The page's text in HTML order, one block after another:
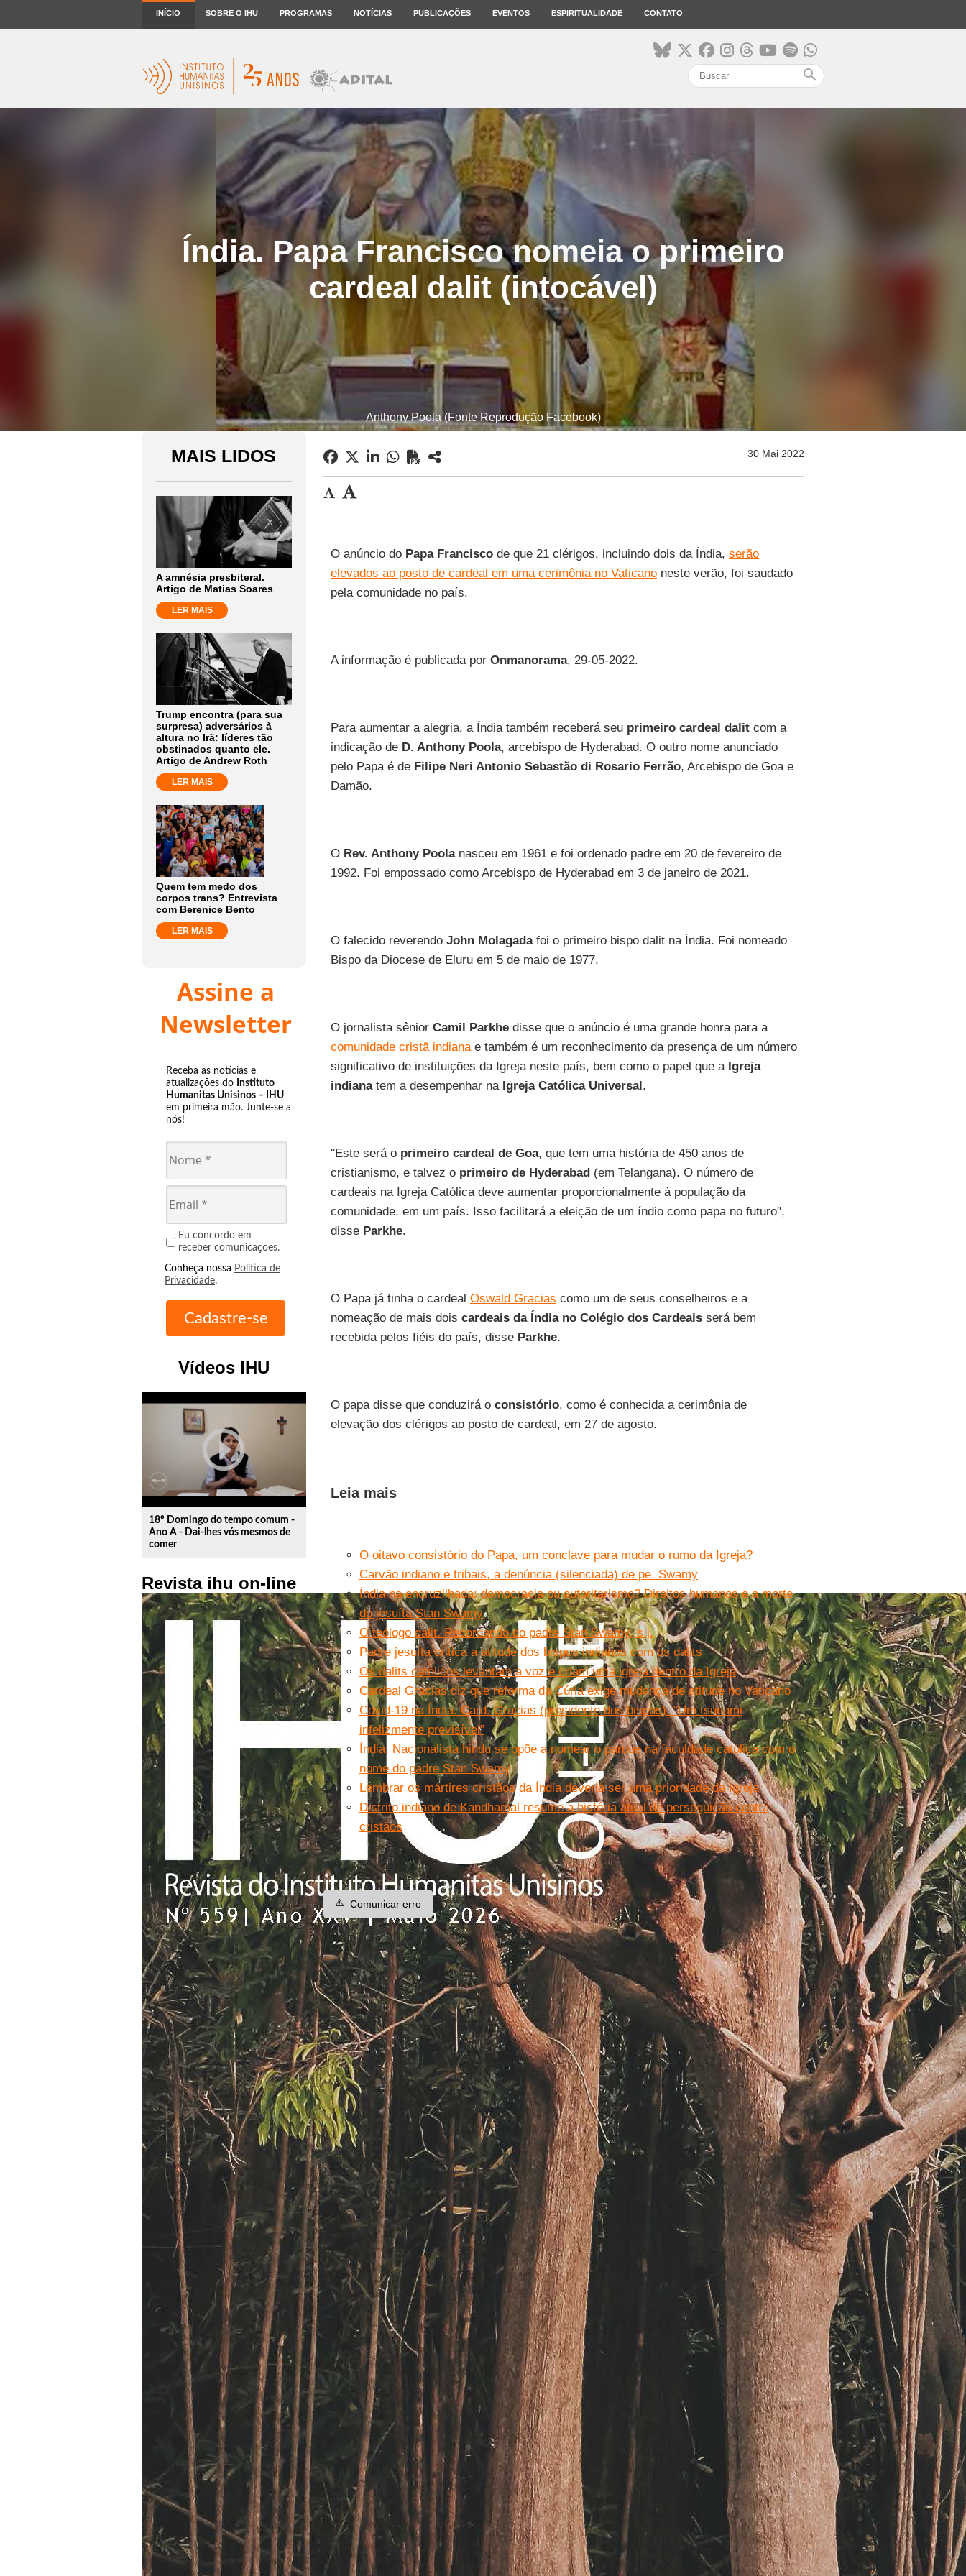
INÍCIO SOBRE O IHU PROGRAMAS NOTÍCIAS PUBLICAÇÕES EVENTOS ESPIRITUALIDADE CONTATO
search
Índia. Papa Francisco nomeia o primeiro
cardeal dalit (intocável)
Anthony Poola (Fonte Reprodução Facebook)
MAIS LIDOS
A amnésia presbiteral.
Artigo de Matias Soares
LER MAIS
Trump encontra (para sua
surpresa) adversários à
altura no Irã: líderes tão
obstinados quanto ele.
Artigo de Andrew Roth
LER MAIS
Quem tem medo dos
corpos trans? Entrevista
com Berenice Bento
LER MAIS
Assine a
Newsletter
Receba as notícias e
atualizações do Instituto
Humanitas Unisinos – IHU
em primeira mão. Junte-se a
nós!
Eu concordo em
receber comunicações.
Conheça nossa Política de
Privacidade.
Vídeos IHU
play_circle_outline
18º Domingo do tempo comum -
Ano A - Dai-lhes vós mesmos de
comer
Revista ihu on-line
30 Mai 2022
O anúncio do Papa Franciscode que 21 clérigos, incluindo dois da Índia, serão
elevados ao posto de cardeal em uma cerimônia no Vaticanoneste verão, foi saudado
pela comunidade no país.
A informação é publicada por Onmanorama, 29-05-2022.
Para aumentar a alegria, a Índia também receberá seu primeiro cardeal dalitcom a
indicação de D. Anthony Poola, arcebispo de Hyderabad. O outro nome anunciado
pelo Papa é de Filipe Neri Antonio Sebastão di Rosario Ferrão, Arcebispo de Goa e
Damão.
O Rev. Anthony Poolanasceu em 1961 e foi ordenado padre em 20 de fevereiro de
1992. Foi empossado como Arcebispo de Hyderabad em 3 de janeiro de 2021.
O falecido reverendo John Molagadafoi o primeiro bispo dalit na Índia. Foi nomeado
Bispo da Diocese de Eluru em 5 de maio de 1977.
O jornalista sênior Camil Parkhedisse que o anúncio é uma grande honra para a
comunidade cristã indianae também é um reconhecimento da presença de um número
significativo de instituições da Igreja neste país, bem como o papel que a Igreja
indianatem a desempenhar na Igreja Católica Universal.
"Este será o primeiro cardeal de Goa, que tem uma história de 450 anos de
cristianismo, e talvez o primeiro de Hyderabad(em Telangana). O número de
cardeais na Igreja Católica deve aumentar proporcionalmente à população da
comunidade. em um país. Isso facilitará a eleição de um índio como papa no futuro",
disse Parkhe.
O Papa já tinha o cardeal Oswald Gracias como um de seus conselheiros e a
nomeação de mais dois cardeais da Índia no Colégio dos Cardeaisserá bem
recebida pelos fiéis do país, disse Parkhe.
O papa disse que conduzirá o consistório, como é conhecida a cerimônia de
elevação dos clérigos ao posto de cardeal, em 27 de agosto.
Leia mais
O oitavo consistório do Papa, um conclave para mudar o rumo da Igreja?
Carvão indiano e tribais, a denúncia (silenciada) de pe. Swamy
Índia na encruzilhada: democracia ou autoritarismo? Direitos humanos e a morte
do jesuíta Stan Swamy
O teólogo dalit. Recordando do padre Stan Swamy, s.j.
Padre jesuíta critica a atitude dos bispos indianos com os dalits
Os dalits católicos levantam a voz e criam uma igreja dentro da Igreja
Cardeal Gracias diz que reforma da Cúria exige mudança de atitude no Vaticano
Covid-19 na Índia. Card. Gracias (presidente dos bispos): “Um tsunami
infelizmente previsível”
Índia. Nacionalista hindu se opõe a nomear o parque na faculdade católica com o
nome do padre Stan Swamy
Lembrar os mártires cristãos da Índia deveria ser uma prioridade da Igreja
Distrito indiano de Kandhamal resume a história atual de perseguição contra
cristãos
⚠️ Comunicar erro